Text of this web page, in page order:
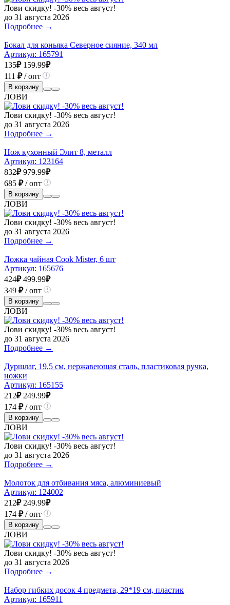
Лови скидку! -30% весь август!
до 31 августа 2026
Подробнее →
Бокал для коньяка Северное сияние, 340 мл
Артикул: 165791
135₽ 159.99₽
111 ₽/ опт
В корзину
ЛОВИ
Лови скидку! -30% весь август!
до 31 августа 2026
Подробнее →
Нож кухонный Элит 8, металл
Артикул: 123164
832₽ 979.99₽
685 ₽/ опт
В корзину
ЛОВИ
Лови скидку! -30% весь август!
до 31 августа 2026
Подробнее →
Ложка чайная Cook Mister, 6 шт
Артикул: 165676
424₽ 499.99₽
349 ₽/ опт
В корзину
ЛОВИ
Лови скидку! -30% весь август!
до 31 августа 2026
Подробнее →
Дуршлаг, 19,5 см, нержавеющая сталь, пластиковая ручка,
ножки
Артикул: 165155
212₽ 249.99₽
174 ₽/ опт
В корзину
ЛОВИ
Лови скидку! -30% весь август!
до 31 августа 2026
Подробнее →
Молоток для отбивания мяса, алюминиевый
Артикул: 124002
212₽ 249.99₽
174 ₽/ опт
В корзину
ЛОВИ
Лови скидку! -30% весь август!
до 31 августа 2026
Подробнее →
Набор гибких досок 4 предмета, 29*19 см, пластик
Артикул: 165911